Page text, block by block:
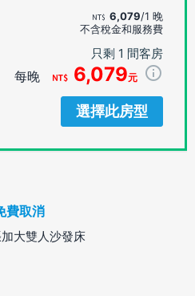
6,079/1 晚
不含稅金和服務費
只剩 1 間客房
每晚 6,079元
選擇此房型
費取消
大雙人沙發床